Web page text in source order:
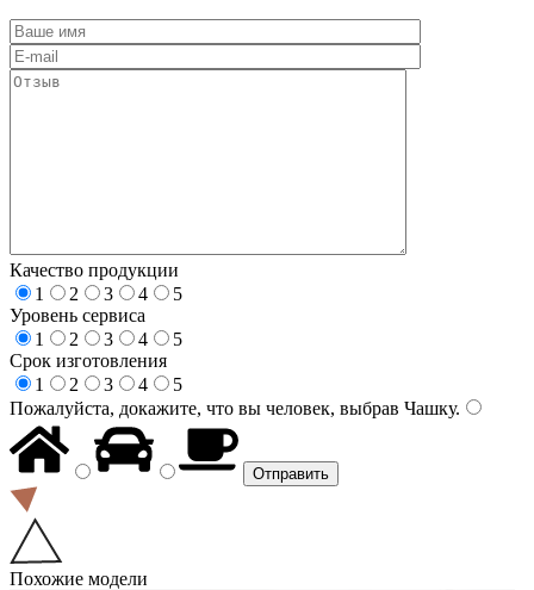
Качество продукции
1
2 3 4
5
Уровень сервиса
1
2 3 4
5
Срок изготовления
1
2 3 4
5
Пожалуйста, докажите, что вы человек, выбрав Чашку.
Похожие модели